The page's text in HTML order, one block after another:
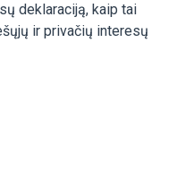
deklaraciją, kaip tai
ir privačių interesų